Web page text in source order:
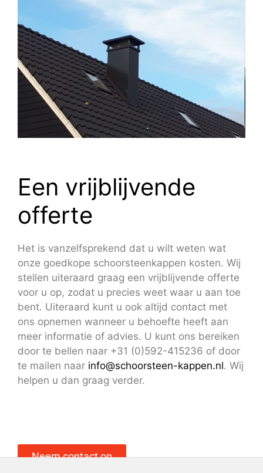
Een vrijblijvende
offerte
Het is vanzelfsprekend dat u wilt weten wat
onze goedkope schoorsteenkappen kosten. Wij
stellen uiteraard graag een vrijblijvende offerte
voor u op, zodat u precies weet waar u aan toe
bent. Uiteraard kunt u ook altijd contact met
ons opnemen wanneer u behoefte heeft aan
meer informatie of advies. U kunt ons bereiken
door te bellen naar +31 (0)592-415236 of door
te mailen naar info@schoorsteen-kappen.nl. Wij
helpen u dan graag verder.
Neem contact op